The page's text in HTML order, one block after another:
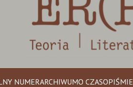
NUMERARCHIWUMO CZASOPIŚMIE